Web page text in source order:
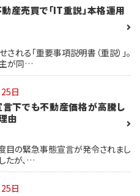
産売買で「IT重説」本格運用
れる「重要事項説明書（重説）」。
主が同…
日
下でも不動産価格が高騰し
由
目の緊急事態宣言が発令されまし
たが、…
日